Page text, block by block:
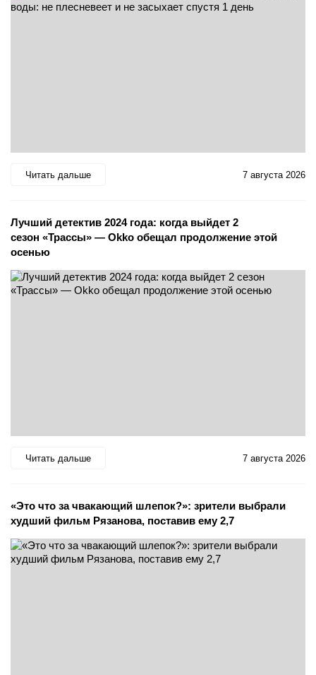
Читать дальше 7 августа 2026
Лучший детектив 2024 года: когда выйдет 2
сезон «Трассы» — Okko обещал продолжение этой
осенью
Читать дальше 7 августа 2026
«Это что за чвакающий шлепок?»: зрители выбрали
худший фильм Рязанова, поставив ему 2,7